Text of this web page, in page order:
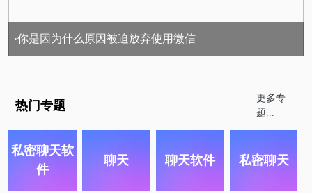
·你是因为什么原因被迫放弃使用微信
热门专题
更多专
题...
私密聊天软
件
聊天 聊天软件 私密聊天